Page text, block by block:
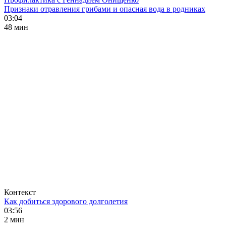
Признаки отравления грибами и опасная вода в родниках
03:04
48 мин
Контекст
Как добиться здорового долголетия
03:56
2 мин